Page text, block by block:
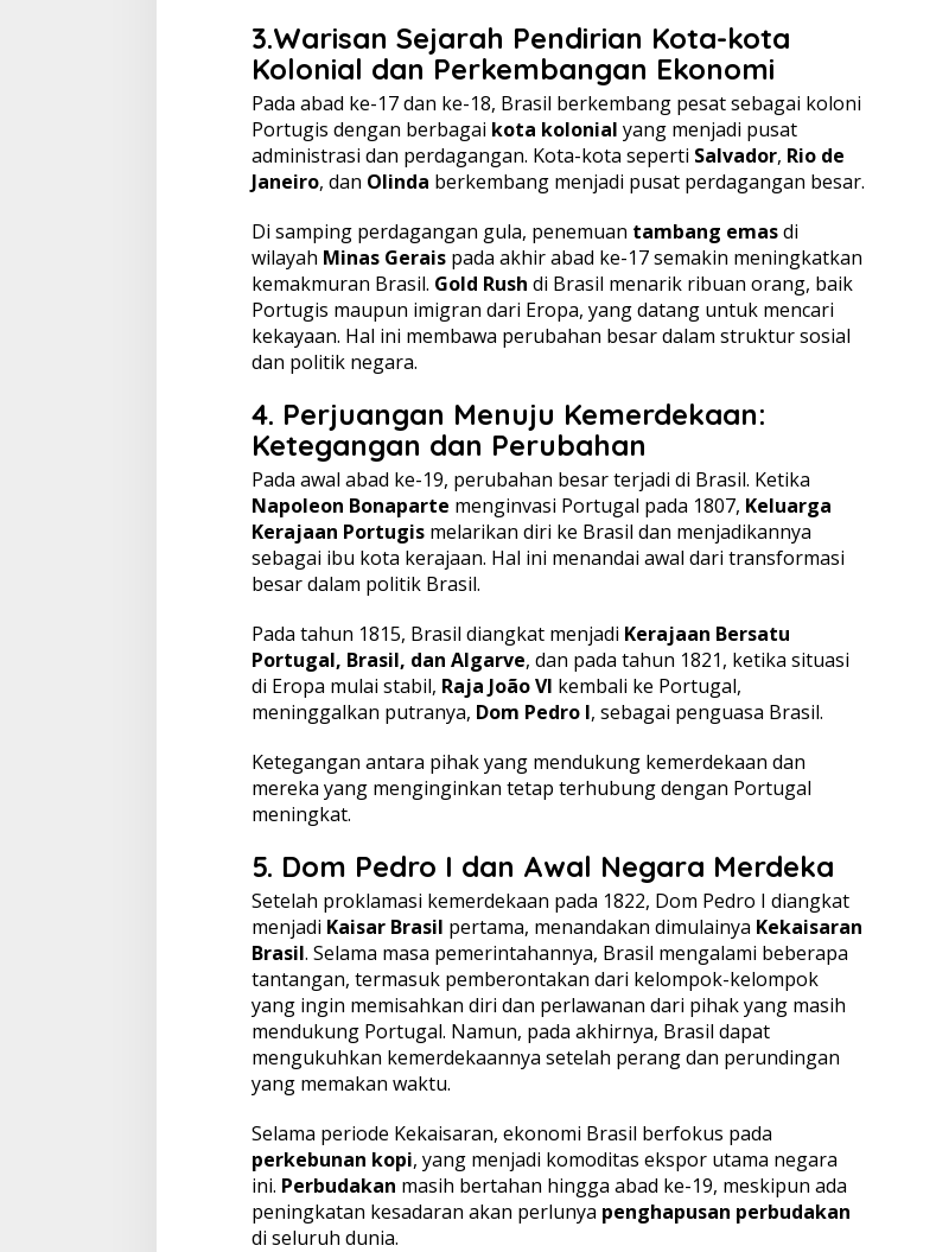
3.Warisan Sejarah Pendirian Kota-kota
Kolonial dan Perkembangan Ekonomi
Pada abad ke-17 dan ke-18, Brasil berkembang pesat sebagai koloni
Portugis dengan berbagai kota kolonial yang menjadi pusat
administrasi dan perdagangan. Kota-kota seperti Salvador, Rio de
Janeiro, dan Olinda berkembang menjadi pusat perdagangan besar.
Di samping perdagangan gula, penemuan tambang emasdi
wilayah Minas Geraispada akhir abad ke-17 semakin meningkatkan
kemakmuran Brasil. Gold Rush di Brasil menarik ribuan orang, baik
Portugis maupun imigran dari Eropa, yang datang untuk mencari
kekayaan. Hal ini membawa perubahan besar dalam struktur sosial
dan politik negara.
4. Perjuangan Menuju Kemerdekaan:
Ketegangan dan Perubahan
Pada awal abad ke-19, perubahan besar terjadi di Brasil. Ketika
Napoleon Bonaparte menginvasi Portugal pada 1807, Keluarga
Kerajaan Portugismelarikan diri ke Brasil dan menjadikannya
sebagai ibu kota kerajaan. Hal ini menandai awal dari transformasi
besar dalam politik Brasil.
Pada tahun 1815, Brasil diangkat menjadi Kerajaan Bersatu
Portugal, Brasil, dan Algarve, dan pada tahun 1821, ketika situasi
di Eropa mulai stabil, Raja João VI kembali ke Portugal,
meninggalkan putranya, Dom Pedro I, sebagai penguasa Brasil.
Ketegangan antara pihak yang mendukung kemerdekaan dan
mereka yang menginginkan tetap terhubung dengan Portugal
meningkat.
5. Dom Pedro I dan Awal Negara Merdeka
Setelah proklamasi kemerdekaan pada 1822, Dom Pedro I diangkat
menjadi Kaisar Brasil pertama, menandakan dimulainya Kekaisaran
Brasil. Selama masa pemerintahannya, Brasil mengalami beberapa
tantangan, termasuk pemberontakan dari kelompok-kelompok
yang ingin memisahkan diri dan perlawanan dari pihak yang masih
mendukung Portugal. Namun, pada akhirnya, Brasil dapat
mengukuhkan kemerdekaannya setelah perang dan perundingan
yang memakan waktu.
Selama periode Kekaisaran, ekonomi Brasil berfokus pada
perkebunan kopi, yang menjadi komoditas ekspor utama negara
ini. Perbudakan masih bertahan hingga abad ke-19, meskipun ada
peningkatan kesadaran akan perlunya penghapusan perbudakan
di seluruh dunia.